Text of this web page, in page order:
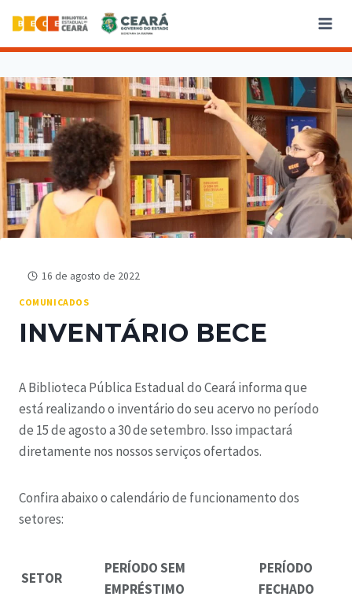
16 de agosto de 2022
COMUNICADOS
INVENTÁRIO BECE
A Biblioteca Pública Estadual do Ceará informa que
está realizando o inventário do seu acervo no período
de 15 de agosto a 30 de setembro. Isso impactará
diretamente nos nossos serviços ofertados.
Confira abaixo o calendário de funcionamento dos
setores:
SETOR
PERÍODO SEM
EMPRÉSTIMO
PERÍODO
FECHADO